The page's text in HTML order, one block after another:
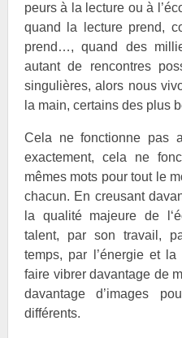
peurs à la lecture ou à
quand la lecture prend,
prend…, quand des
autant de rencontres
singulières, alors nous
la main, certains des plus
Cela ne fonctionne pas
exactement, cela ne
mêmes mots pour tout le
chacun. En creusant
la qualité majeure de
talent, par son travail,
temps, par l’énergie et
faire vibrer davantage de
davantage d’images
différents.